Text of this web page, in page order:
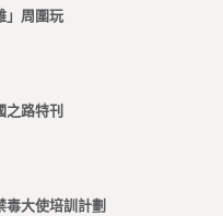
」周圍玩
之路特刊
毒大使培訓計劃